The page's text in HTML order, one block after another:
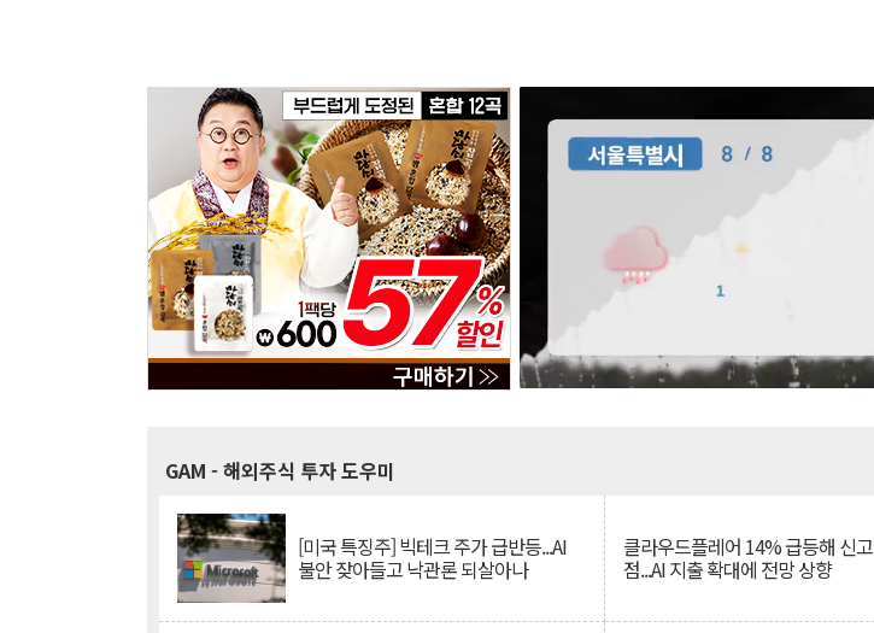
GAM - 해외주식 투자 도우미
[미국 특징주] 빅테크 주가 급반등...AI
불안 잦아들고 낙관론 되살아나
클라우드플레어 14% 급등해 신고
점...AI 지출 확대에 전망 상향